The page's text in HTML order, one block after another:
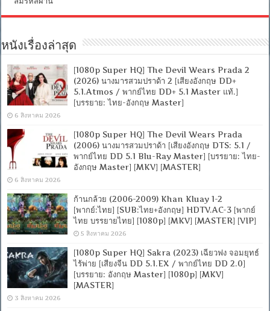
อังกฤษ]
[ONE2UP]
หนังเรื่องล่าสุด
[1080p Super HQ] The Devil Wears Prada 2
(2026) นางมารสวมปราด้า 2 [เสียงอังกฤษ DD+
5.1.Atmos / พากย์ไทย DD+ 5.1 Master แท้.]
[บรรยาย: ไทย-อังกฤษ Master]
6 สิงหาคม 2026
[1080p Super HQ] The Devil Wears Prada
(2006) นางมารสวมปราด้า [เสียงอังกฤษ DTS: 5.1 /
พากย์ไทย DD 5.1 Blu-Ray Master] [บรรยาย: ไทย-
อังกฤษ Master] [MKV] [MASTER]
6 สิงหาคม 2026
ก้านกล้วย (2006-2009) Khan Kluay 1-2
[พากย์:ไทย] [SUB:ไทย+อังกฤษ] HDTV.AC-3 [พากย์
ไทย บรรยายไทย] [1080p] [MKV] [MASTER] [VIP]
5 สิงหาคม 2026
[1080p Super HQ] Sakra (2023) เฉียวฟง จอมยุทธ์
ไร้พ่าย [เสียงจีน DD 5.1.EX / พากย์ไทย DD 2.0]
[บรรยาย: อังกฤษ Master] [1080p] [MKV]
[MASTER]
3 สิงหาคม 2026